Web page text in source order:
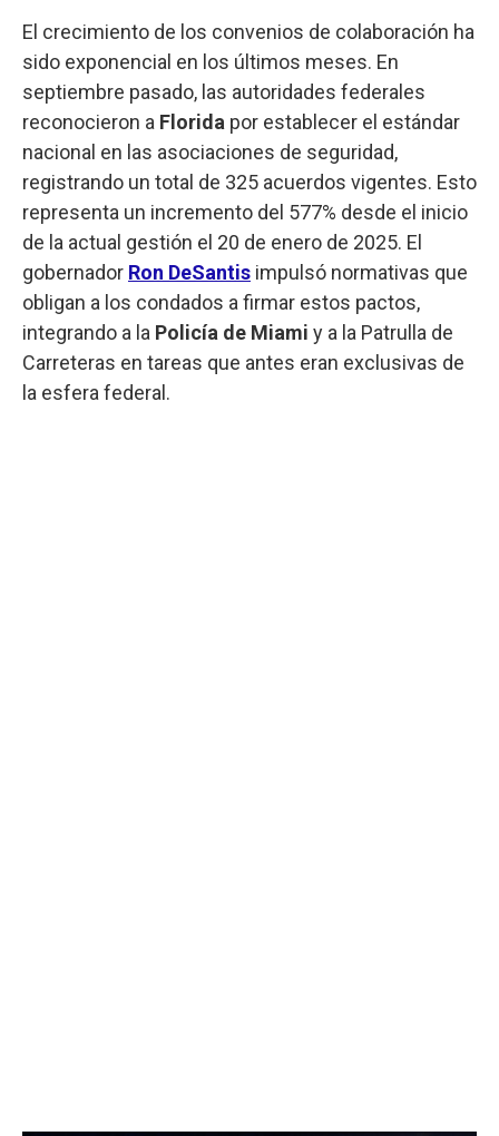
El crecimiento de los convenios de colaboración ha
sido exponencial en los últimos meses. En
septiembre pasado, las autoridades federales
reconocieron a Florida por establecer el estándar
nacional en las asociaciones de seguridad,
registrando un total de 325 acuerdos vigentes. Esto
representa un incremento del 577% desde el inicio
de la actual gestión el 20 de enero de 2025. El
gobernador Ron DeSantis impulsó normativas que
obligan a los condados a firmar estos pactos,
integrando a la Policía de Miami y a la Patrulla de
Carreteras en tareas que antes eran exclusivas de
la esfera federal.